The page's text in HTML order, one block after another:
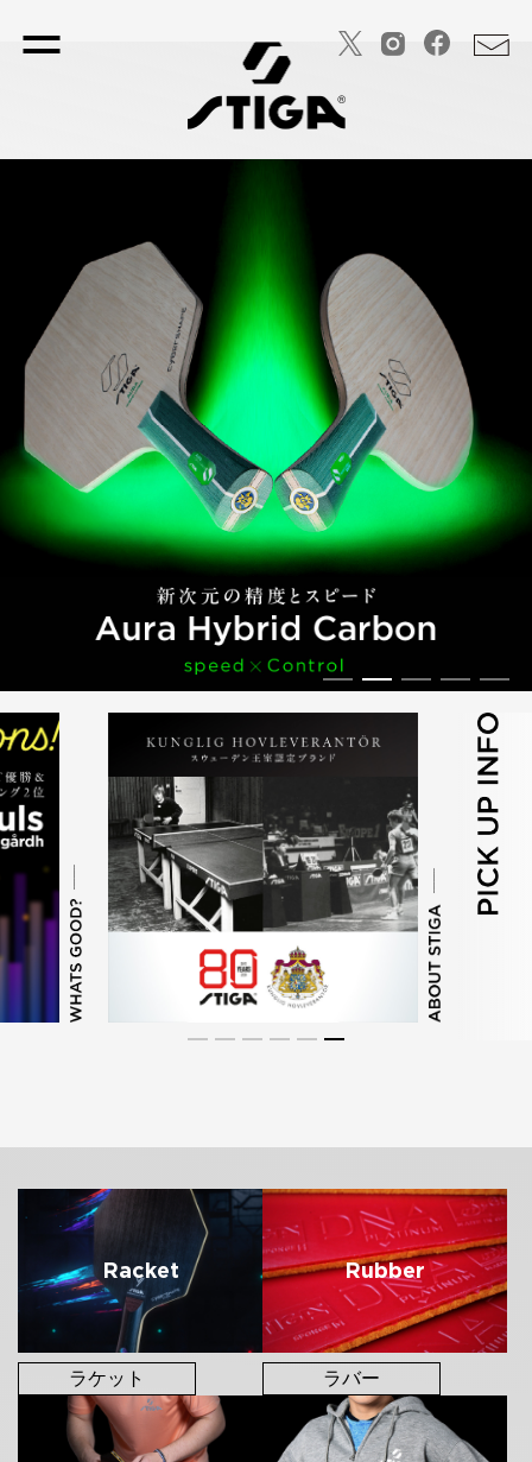
STIGA SPORTS
サイバーシェイプ
HELIX
HELIXラバー
DNA
Table Tennis
卓球商品一覧
－ RACKET
－ ラケット
－ RUBBER
－ UNIFORM
－ アパレル
－ BAG CASE
－ バッグ・ケース
－ MAINTENANCE
－ メンテナンス
－ and More
－ その他
Pickleball
ピックルボール商品一覧
Racket
ラケット
Rubber
ラバー